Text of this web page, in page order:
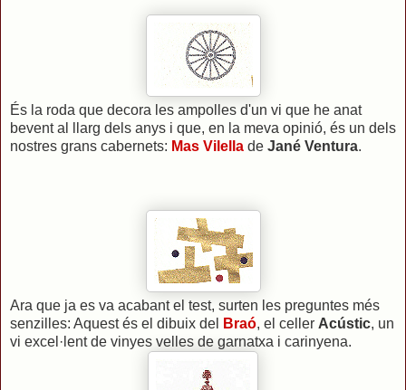
És la roda que decora les ampolles d'un vi que he anat
bevent al llarg dels anys i que, en la meva opinió, és un dels
nostres grans cabernets: Mas Vilella de Jané Ventura.
Ara que ja es va acabant el test, surten les preguntes més
senzilles: Aquest és el dibuix del
Braó, el celler Acústic, un
vi excel·lent de vinyes velles de garnatxa i carinyena.